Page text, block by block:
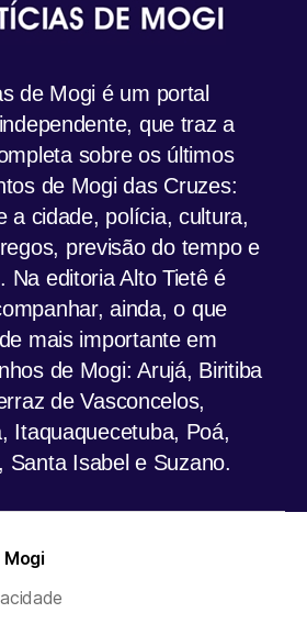
de Mogi é um portal
que traz a
sobre os últimos
de Mogi das Cruzes:
a cidade, polícia, cultura,
previsão do tempo e
Na editoria Alto Tietê é
ainda, o que
mais importante em
de Mogi: Arujá, Biritiba
de Vasconcelos,
Itaquaquecetuba, Poá,
Santa Isabel e Suzano.